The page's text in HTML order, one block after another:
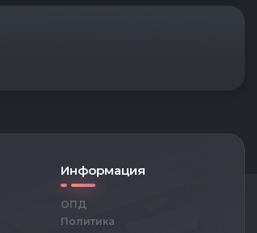
Информация
ОПД
Политика